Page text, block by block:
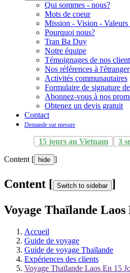
Qui sommes - nous?
Mots de coeur
Mission - Vision - Valeurs
Pourquoi nous?
Tran Ba Duy
Notre équipe
Témoignages de nos
Nos références à l'étranger
Activités communautaires
Formulaire de signature
Abonnez-vous à nos
Obtenez un devis gratuit
Contact
Demande sur mesure
15 jours au Vietnam 3
Content [ hide ]
Content [ Switch to sidebar ]
Voyage Thaïlande
Accueil
Guide de voyage
Guide de voyage Thaïlande
Expériences des clients
Voyage Thaïlande Laos En 15